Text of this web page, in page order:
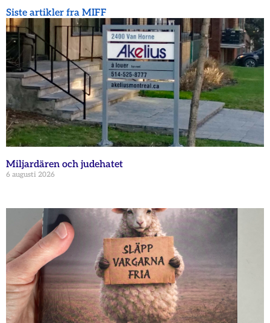
Siste artikler fra MIFF
Miljardären och judehatet
6 augusti 2026